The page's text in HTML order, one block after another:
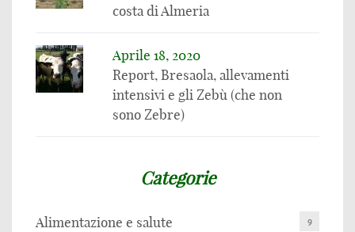
costa di Almeria
Aprile 18, 2020
Report, Bresaola, allevamenti
intensivi e gli Zebù (che non
sono Zebre)
Categorie
Alimentazione e salute 9